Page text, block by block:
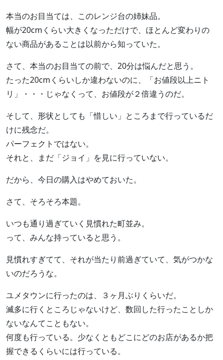
本当のお目当ては、このレンジ台の姉妹品。
幅が20cmくらい大きくなっただけで、ほとんど変わりの
ない商品があることは以前から知っていた。
さて、本当のお目当ての前で、20分は悩んだと思う。
たった20cmくらいしか違わないのに、「お値段以上ニト
リ」・・・じゃなくって、お値段が２倍違うのだ。
そして、形状としても「惜しい」ところまで行っているだ
けに残念だ。
パーフェクトではない。
それと、まだ「ジョイ」を見に行っていない。
だから、今日の購入はやめておいた。
さて、そろそろ本題。
いつも通り過ぎていく見慣れた町並み。
って、みんな持っていると思う。
見慣れすぎてて、それが当たり前過ぎていて、気がつかな
いのだろうな。
ユメタウンに行ったのは、３ヶ月ぶりくらいだ。
滅多に行くところじゃないけど、数回した行ったことしか
ないなんてこともない。
何度も行っている。少なくともどこにどのお店があるか把
握できるくらいには行っている。